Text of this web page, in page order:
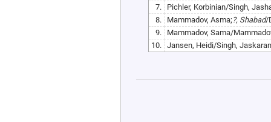
7.
Pichler, Korbinian/Singh,
8.
Mammadov, Asma; ?, Shabad/
9.
Mammadov, Sama/
10.
Jansen, Heidi/Singh, Jaskaran